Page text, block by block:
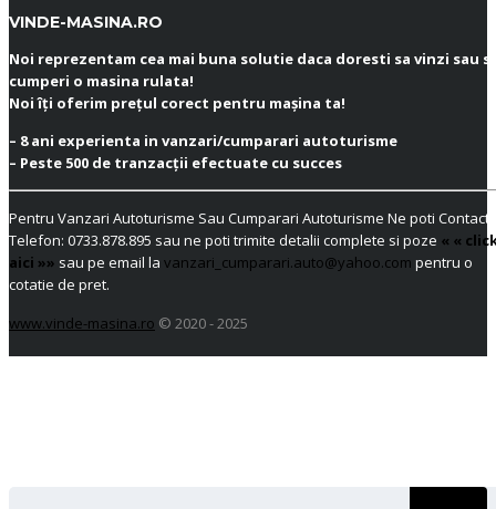
VINDE-MASINA.RO
Noi reprezentam cea mai buna solutie daca doresti sa vinzi sau
cumperi o masina rulata!
Noi îți oferim prețul corect pentru mașina ta!
– 8 ani experienta in vanzari/cumparari autoturisme
– Peste 500 de tranzacții efectuate cu succes
Pentru Vanzari Autoturisme Sau Cumparari Autoturisme Ne poti
Telefon: 0733.878.895 sau ne poti trimite detalii complete si poze « «
aici »» sau pe email la vanzari_cumparari.auto@yahoo.com pentru o
cotatie de pret.
www.vinde-masina.ro © 2020 - 2025